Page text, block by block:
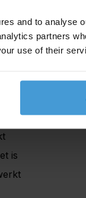
and to analyse
partners
use of their
bij
is